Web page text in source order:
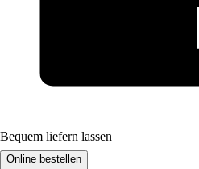
Bequem liefern lassen
Online bestellen